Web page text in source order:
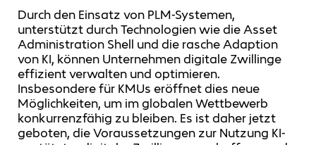
Durch den Einsatz von PLM-Systemen,
unterstützt durch Technologien wie die Asset
Administration Shell und die rasche Adaption
von KI, können Unternehmen digitale Zwillinge
effizient verwalten und optimieren.
Insbesondere für KMUs eröffnet dies neue
Möglichkeiten, um im globalen Wettbewerb
konkurrenzfähig zu bleiben. Es ist daher jetzt
geboten, die Voraussetzungen zur Nutzung KI-